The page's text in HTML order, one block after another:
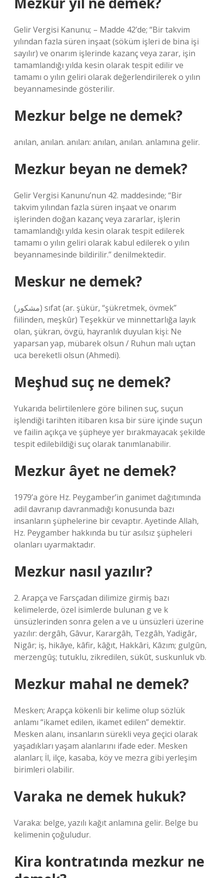
Gelir Vergisi Kanunu; – Madde 42’de; “Bir takvim
yılından fazla süren inşaat (söküm işleri de bina işi
sayılır) ve onarım işlerinde kazanç veya zarar, işin
tamamlandığı yılda kesin olarak tespit edilir ve
tamamı o yılın geliri olarak değerlendirilerek o yılın
beyannamesinde gösterilir.
Mezkur belge ne demek?
anılan, anılan. anılan: anılan, anılan. anlamına gelir.
Mezkur beyan ne demek?
Gelir Vergisi Kanunu’nun 42. maddesinde; “Bir
takvim yılından fazla süren inşaat ve onarım
işlerinden doğan kazanç veya zararlar, işlerin
tamamlandığı yılda kesin olarak tespit edilerek
tamamı o yılın geliri olarak kabul edilerek o yılın
beyannamesinde bildirilir.” denilmektedir.
Meskur ne demek?
(ﻣﺸﻜﻮﺭ) sıfat (ar. şükür, “şükretmek, övmek”
fiilinden, meşkûr) Teşekkür ve minnettarlığa layık
olan, şükran, övgü, hayranlık duyulan kişi: Ne
yaparsan yap, mübarek olsun / Ruhun malı uçtan
uca bereketli olsun (Ahmedi).
Meşhud suç ne demek?
Yukarıda belirtilenlere göre bilinen suç, suçun
işlendiği tarihten itibaren kısa bir süre içinde suçun
ve failin açıkça ve şüpheye yer bırakmayacak şekilde
tespit edilebildiği suç olarak tanımlanabilir.
Mezkur âyet ne demek?
1979’a göre Hz. Peygamber’in ganimet dağıtımında
adil davranıp davranmadığı konusunda bazı
insanların şüphelerine bir cevaptır. Ayetinde Allah,
Hz. Peygamber hakkında bu tür asılsız şüpheleri
olanları uyarmaktadır.
Mezkur nasıl yazılır?
2. Arapça ve Farsçadan dilimize girmiş bazı
kelimelerde, özel isimlerde bulunan g ve k
ünsüzlerinden sonra gelen a ve u ünsüzleri üzerine
yazılır: dergâh, Gâvur, Karargâh, Tezgâh, Yadigâr,
Nigâr; iş, hikâye, kâfir, kâğıt, Hakkâri, Kâzım; gulgûn,
merzengûş; tutuklu, zikredilen, sükût, suskunluk vb.
Mezkur mahal ne demek?
Mesken; Arapça kökenli bir kelime olup sözlük
anlamı “ikamet edilen, ikamet edilen” demektir.
Mesken alanı, insanların sürekli veya geçici olarak
yaşadıkları yaşam alanlarını ifade eder. Mesken
alanları; İl, ilçe, kasaba, köy ve mezra gibi yerleşim
birimleri olabilir.
Varaka ne demek hukuk?
Varaka: belge, yazılı kağıt anlamına gelir. Belge bu
kelimenin çoğuludur.
Kira kontratında mezkur ne